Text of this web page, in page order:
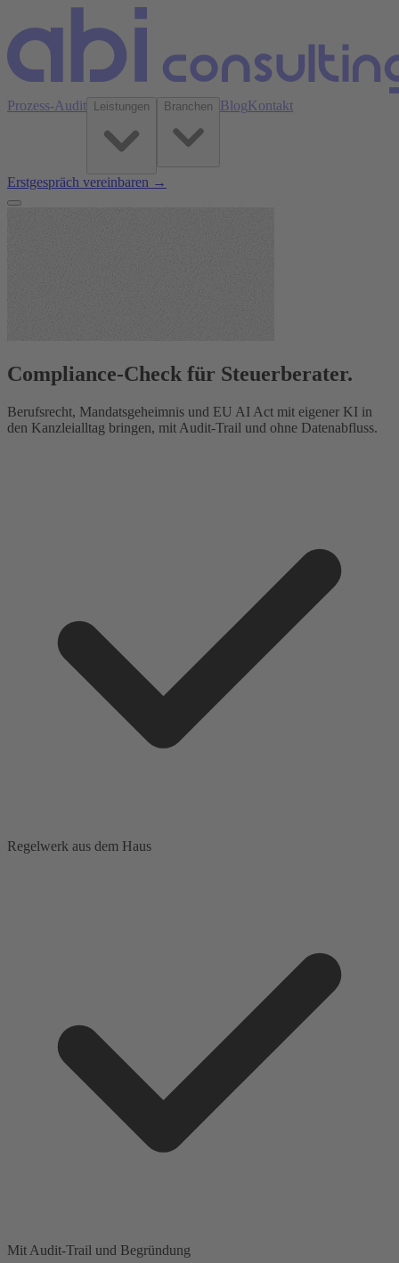
Prozess-Audit Leistungen Branchen BlogKontakt
Erstgespräch vereinbaren →
Compliance-Check für Steuerberater.
Berufsrecht, Mandatsgeheimnis und EU AI Act mit eigener KI in
den Kanzleialltag bringen, mit Audit-Trail und ohne Datenabfluss.
Regelwerk aus dem Haus
Mit Audit-Trail und Begründung